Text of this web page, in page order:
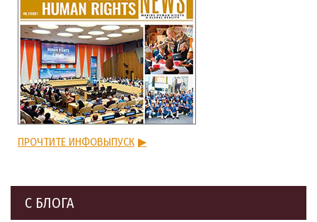
ПРОЧТИТЕ ИНФОВЫПУСК ▶
С БЛОГА